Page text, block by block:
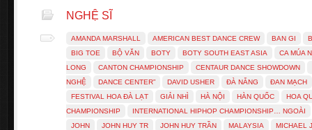
NGHỆ SĨ
AMANDA MARSHALL AMERICAN BEST DANCE CREW BAN GI
BIG TOE
BỘ VĂN BOTY BOTY SOUTH EAST ASIA
CA MÚA
LONG
CANTON CHAMPIONSHIP
CENTAUR DANCE SHOWDOWN
NGHỆ
DANCE CENTER” DAVID USHER ĐÀ NẴNG
ĐAN MẠCH
FESTIVAL HOA ĐÀ LẠT
GIẢI NHÌ HÀ NỘI HÀN QUỐC
HOA
CHAMPIONSHIP
INTERNATIONAL HIPHOP CHAMPIONSHIP… NGOÀI
JOHN
JOHN HUY TR JOHN HUY TRẦN MALAYSIA
MICHAEL